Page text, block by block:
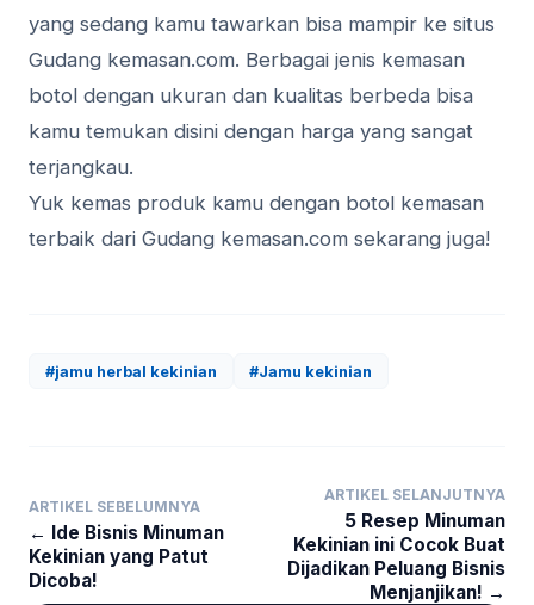
yang sedang kamu tawarkan bisa mampir ke situs
Gudang kemasan.com. Berbagai jenis kemasan
botol dengan ukuran dan kualitas berbeda bisa
kamu temukan disini dengan harga yang sangat
terjangkau.
Yuk kemas produk kamu dengan botol kemasan
terbaik dari Gudang kemasan.com sekarang juga!
#jamu herbal kekinian #Jamu kekinian
ARTIKEL SEBELUMNYA
← Ide Bisnis Minuman
Kekinian yang Patut
Dicoba!
ARTIKEL SELANJUTNYA
5 Resep Minuman
Kekinian ini Cocok Buat
Dijadikan Peluang Bisnis
Menjanjikan! →